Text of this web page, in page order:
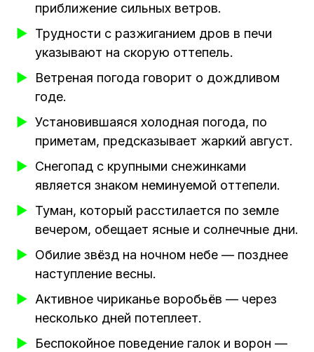
приближение сильных ветров.
Трудности с разжиганием дров в печи
указывают на скорую оттепель.
Ветреная погода говорит о дождливом
годе.
Установившаяся холодная погода, по
приметам, предсказывает жаркий август.
Снегопад с крупными снежинками
является знаком неминуемой оттепели.
Туман, который расстилается по земле
вечером, обещает ясные и солнечные дни.
Обилие звёзд на ночном небе — позднее
наступление весны.
Активное чириканье воробьёв — через
несколько дней потеплеет.
Беспокойное поведение галок и ворон —